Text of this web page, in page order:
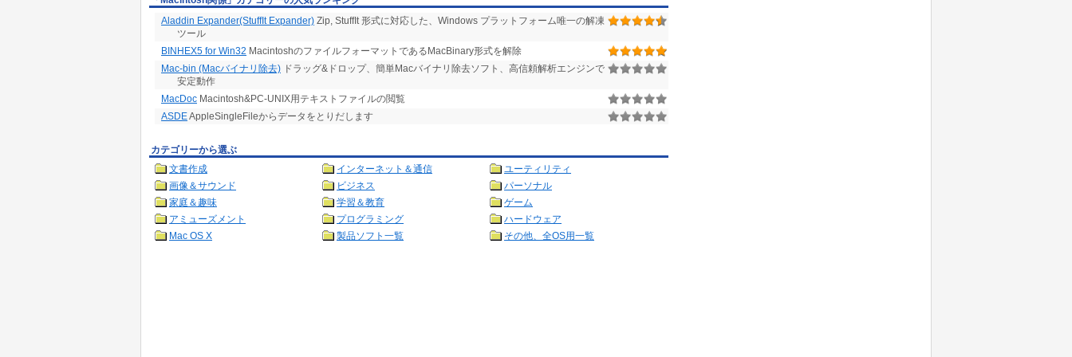
Aladdin Expander(StuffIt Expander) Zip, StuffIt 形式に対応した、Windows プラットフォーム唯一の解凍
ツール
BINHEX5 for Win32 MacintoshのファイルフォーマットであるMacBinary形式を解除
Mac-bin (Macバイナリ除去) ドラッグ&ドロップ、簡単Macバイナリ除去ソフト、高信頼解析エンジンで
安定動作
MacDoc Macintosh&PC-UNIX用テキストファイルの閲覧
ASDEAppleSingleFileからデータをとりだします
カテゴリーから選ぶ
文書作成
インターネット＆通信
ユーティリティ
画像＆サウンド
ビジネス
パーソナル
家庭＆趣味
学習＆教育
ゲーム
アミューズメント
プログラミング
ハードウェア
Mac OS X
製品ソフト一覧 その他、全OS用一覧